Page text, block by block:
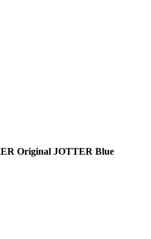
Original JOTTER Blue